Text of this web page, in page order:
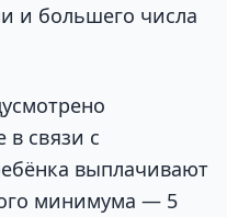
и большего числа
в связи с
выплачивают
минимума — 5